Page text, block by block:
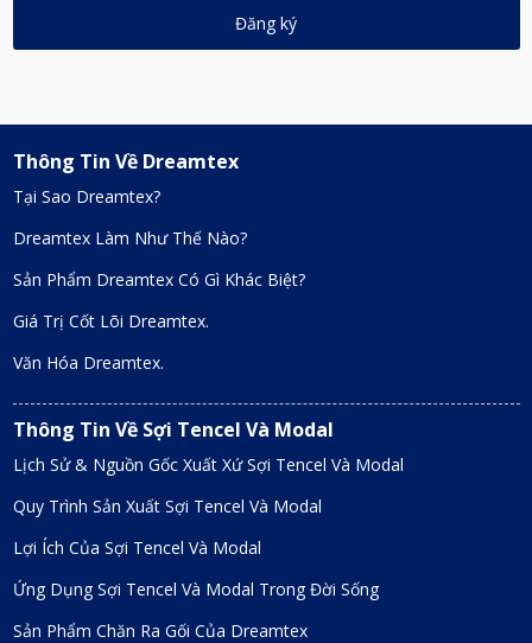
Thông Tin Về Dreamtex
Tại Sao Dreamtex?
Dreamtex Làm Như Thế Nào?
Sản Phẩm Dreamtex Có Gì Khác Biệt?
Giá Trị Cốt Lõi Dreamtex.
Văn Hóa Dreamtex.
Thông Tin Về Sợi Tencel Và Modal
Lịch Sử & Nguồn Gốc Xuất Xứ Sợi Tencel Và Modal
Quy Trình Sản Xuất Sợi Tencel Và Modal
Lợi Ích Của Sợi Tencel Và Modal
Ứng Dụng Sợi Tencel Và Modal Trong Đời Sống
Sản Phẩm Chăn Ra Gối Của Dreamtex